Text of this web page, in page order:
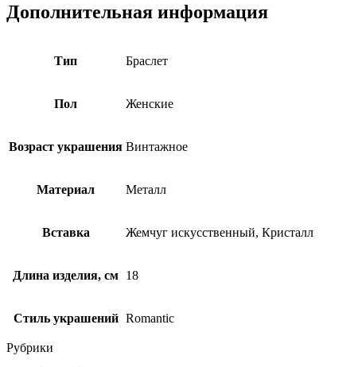
Дополнительная информация
Тип Браслет
Пол Женские
Возраст украшения Винтажное
Материал Металл
Вставка Жемчуг искусственный, Кристалл
Длина изделия, см 18
Стиль украшений Romantic
Рубрики